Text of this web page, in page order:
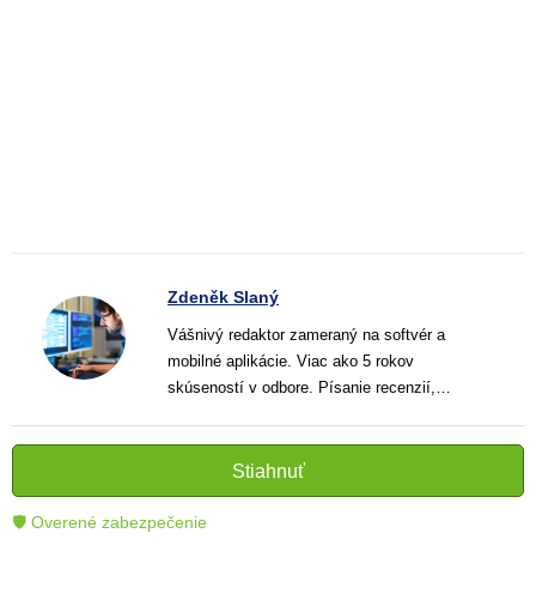
Zdeněk Slaný
Vášnivý redaktor zameraný na softvér a
mobilné aplikácie. Viac ako 5 rokov
skúseností v odbore. Písanie recenzií,
informatívnych textov, ktoré pomáhajú
čitateľom lepšie porozumieť a využiť moderné
technológie.
Stiahnuť
🛡 Overené zabezpečenie